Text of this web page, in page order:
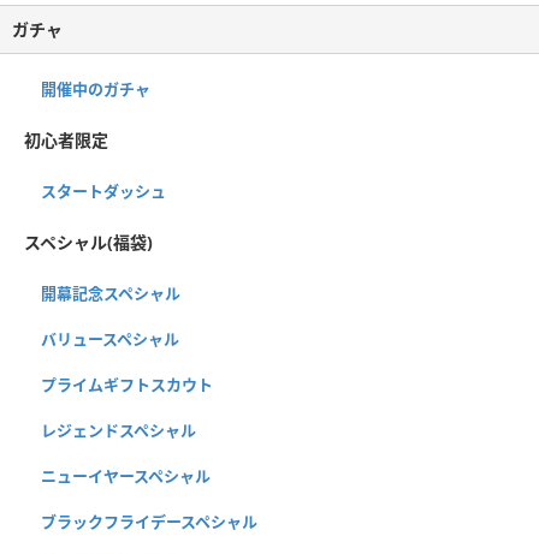
ガチャ
開催中のガチャ
初心者限定
スタートダッシュ
スペシャル(福袋)
開幕記念スペシャル
バリュースペシャル
プライムギフトスカウト
レジェンドスペシャル
ニューイヤースペシャル
ブラックフライデースペシャル